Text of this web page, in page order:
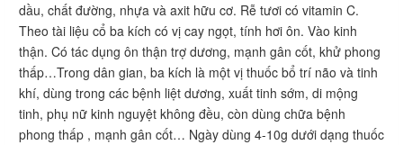
dầu, chất đường, nhựa và axit hữu cơ. Rễ tươi có vitamin C.
Theo tài liệu cổ ba kích có vị cay ngọt, tính hơi ôn. Vào kinh
thận. Có tác dụng ôn thận trợ dương, mạnh gân cốt, khử phong
thấp…Trong dân gian, ba kích là một vị thuốc bổ trí não và tinh
khí, dùng trong các bệnh liệt dương, xuất tinh sớm, di mộng
tinh, phụ nữ kinh nguyệt không đều, còn dùng chữa bệnh
phong thấp , mạnh gân cốt… Ngày dùng 4-10g dưới dạng thuốc